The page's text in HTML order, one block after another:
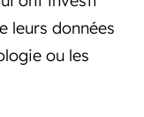
leurs données
ou les